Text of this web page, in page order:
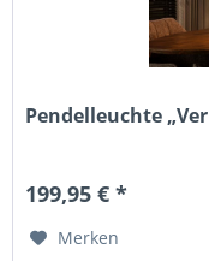
Pendelleuchte
199,95 € *
Merken